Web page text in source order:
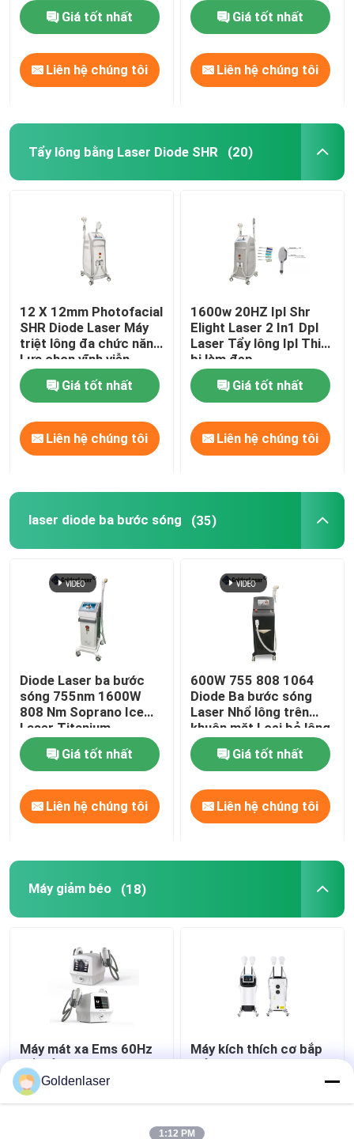
Giá tốt nhất
Liên hệ chúng tôi
Giá tốt nhất
Liên hệ chúng tôi
Tẩy lông bằng Laser Diode SHR (20)
12 X 12mm Photofacial
SHR Diode Laser Máy
triệt lông đa chức năng
Lựa chọn vĩnh viễn
Giá tốt nhất
Liên hệ chúng tôi
1600w 20HZ Ipl Shr
Elight Laser 2 In1 Dpl
Laser Tẩy lông Ipl Thiết
bị làm đẹp
Giá tốt nhất
Liên hệ chúng tôi
laser diode ba bước sóng (35)
Diode Laser ba bước
sóng 755nm 1600W
808 Nm Soprano Ice
Laser Titanium
Giá tốt nhất
Liên hệ chúng tôi
600W 755 808 1064
Diode Ba bước sóng
Laser Nhổ lông trên
khuôn mặt Loại bỏ lông
vĩnh viễn
Giá tốt nhất
Liên hệ chúng tôi
Máy giảm béo (18)
Máy mát xa Ems 60Hz
để giảm cân Máy mát
xa cơ thể bằng sóng
siêu âm hồng ngoại 3
Máy kích thích cơ bắp
Goldenlaser
1:12 PM